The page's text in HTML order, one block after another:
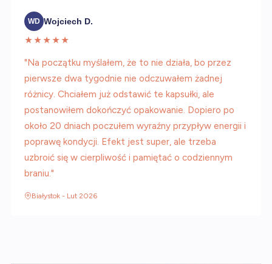
WD Wojciech D.
★★★★★
"Na początku myślałem, że to nie działa, bo przez
pierwsze dwa tygodnie nie odczuwałem żadnej
różnicy. Chciałem już odstawić te kapsułki, ale
postanowiłem dokończyć opakowanie. Dopiero po
około 20 dniach poczułem wyraźny przypływ energii i
poprawę kondycji. Efekt jest super, ale trzeba
uzbroić się w cierpliwość i pamiętać o codziennym
braniu."
Białystok - Lut 2026